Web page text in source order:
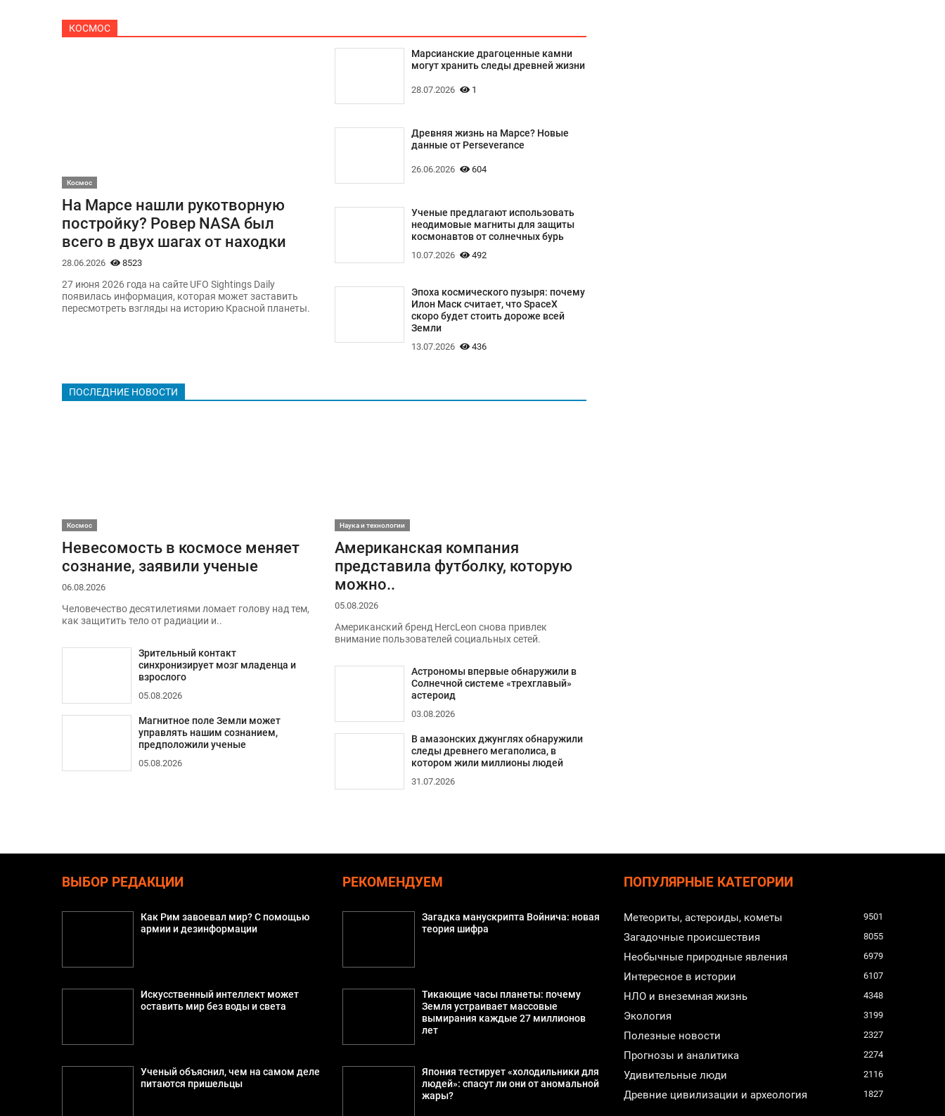
КОСМОС
Космос
На Марсе нашли рукотворную
постройку? Ровер NASA был
всего в двух шагах от находки
28.06.2026 8523
27 июня 2026 года на сайте UFO Sightings Daily
появилась информация, которая может заставить
пересмотреть взгляды на историю Красной планеты.
Марсианские драгоценные камни
могут хранить следы древней жизни
28.07.2026 1
Древняя жизнь на Марсе? Новые
данные от Perseverance
26.06.2026 604
Ученые предлагают использовать
неодимовые магниты для защиты
космонавтов от солнечных бурь
10.07.2026 492
Эпоха космического пузыря: почему
Илон Маск считает, что SpaceX
скоро будет стоить дороже всей
Земли
13.07.2026 436
ПОСЛЕДНИЕ НОВОСТИ
Космос
Невесомость в космосе меняет
сознание, заявили ученые
06.08.2026
Человечество десятилетиями ломает голову над тем,
как защитить тело от радиации и..
Зрительный контакт
синхронизирует мозг младенца и
взрослого
05.08.2026
Магнитное поле Земли может
управлять нашим сознанием,
предположили ученые
05.08.2026
Наука и технологии
Американская компания
представила футболку, которую
можно..
05.08.2026
Американский бренд HercLeon снова привлек
внимание пользователей социальных сетей.
Астрономы впервые обнаружили в
Солнечной системе «трехглавый»
астероид
03.08.2026
В амазонских джунглях обнаружили
следы древнего мегаполиса, в
котором жили миллионы людей
31.07.2026
ВЫБОР РЕДАКЦИИ
Как Рим завоевал мир? С помощью
армии и дезинформации
Искусственный интеллект может
оставить мир без воды и света
Ученый объяснил, чем на самом деле
питаются пришельцы
РЕКОМЕНДУЕМ
Загадка манускрипта Войнича: новая
теория шифра
Тикающие часы планеты: почему
Земля устраивает массовые
вымирания каждые 27 миллионов
лет
Япония тестирует «холодильники для
людей»: спасут ли они от аномальной
жары?
ПОПУЛЯРНЫЕ КАТЕГОРИИ
Метеориты, астероиды, кометы 9501
Загадочные происшествия 8055
Необычные природные явления 6979
Интересное в истории 6107
НЛО и внеземная жизнь 4348
Экология 3199
Полезные новости 2327
Прогнозы и аналитика 2274
Удивительные люди 2116
Древние цивилизации и археология 1827